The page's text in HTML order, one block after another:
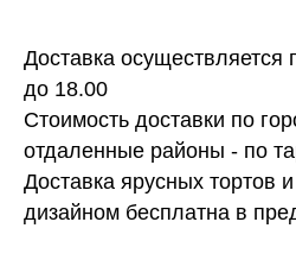
Доставка осуществляется
до 18.00
Стоимость доставки по
отдаленные районы - по
Доставка ярусных тортов
дизайном бесплатна в